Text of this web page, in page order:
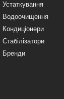
Устаткування
Водоочищення
Кондиціонери
Стабілізатори
Бренди